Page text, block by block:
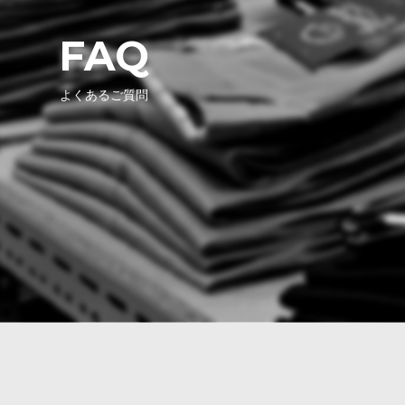
FAQ
よくあるご質問